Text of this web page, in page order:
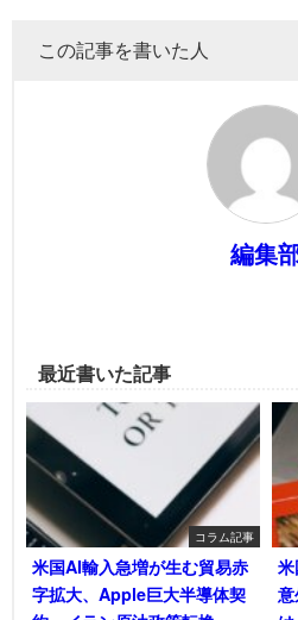
この記事を書いた人
編集
最近書いた記事
コラム記事
米国AI輸入急増が生む貿易赤
字拡大、Apple巨大半導体契